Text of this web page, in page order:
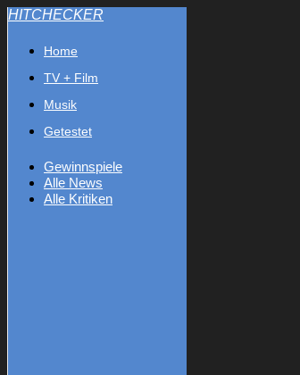
HITCHECKER
Home
TV + Film
Musik
Getestet
Gewinnspiele
Alle News
Alle Kritiken